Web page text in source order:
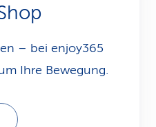
– bei enjoy365
Ihre Bewegung.